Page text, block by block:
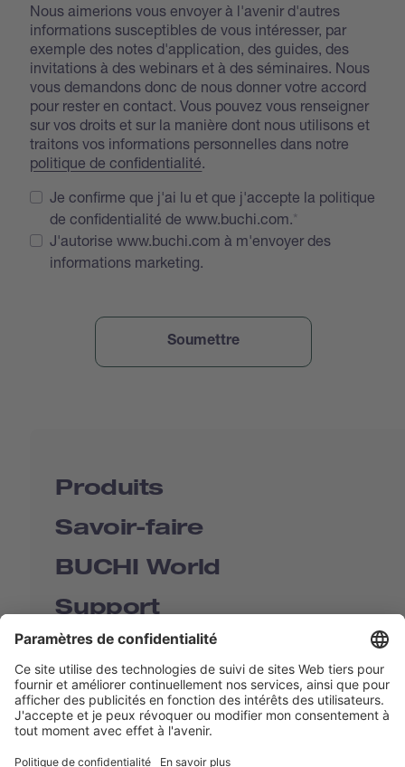
Nous aimerions vous envoyer à l'avenir d'autres
informations susceptibles de vous intéresser, par
exemple des notes d'application, des guides, des
invitations à des webinars et à des séminaires. Nous
vous demandons donc de nous donner votre accord
pour rester en contact. Vous pouvez vous renseigner
sur vos droits et sur la manière dont nous utilisons et
traitons vos informations personnelles dans notre
politique de confidentialité
Je confirme que j'ai lu et que j'accepte la politique
de confidentialité de www.buchi.com.
J'autorise www.buchi.com à m'envoyer des
informations marketing.
Produits
Savoir-faire
BUCHI World
Support
Shop
Contact us